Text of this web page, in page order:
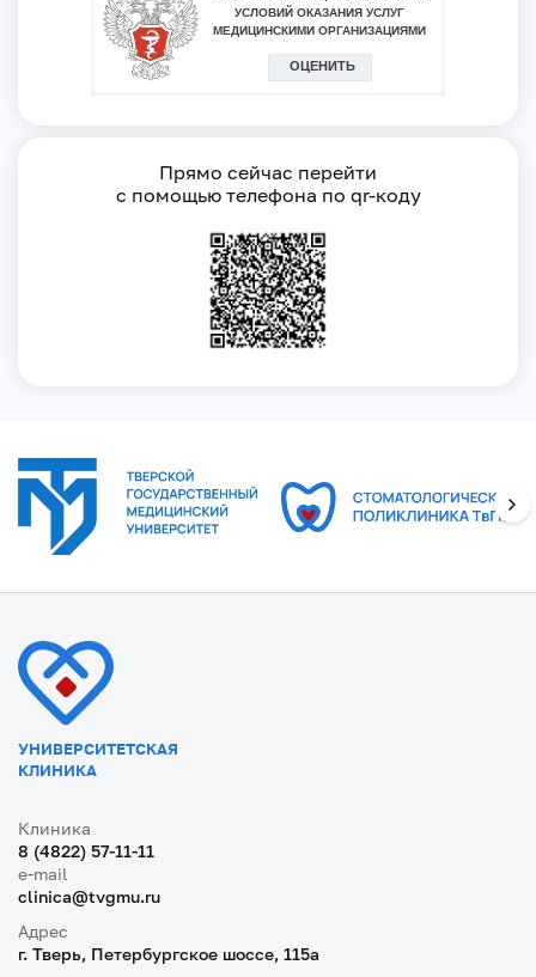
Прямо сейчас перейти
с помощью телефона по qr-коду
УНИВЕРСИТЕТСКАЯ
КЛИНИКА
8 (4822) 57-11-11
Клиника
clinica@tvgmu.ru
e-mail
г. Тверь, Петербургское шоссе, 115a
Адрес